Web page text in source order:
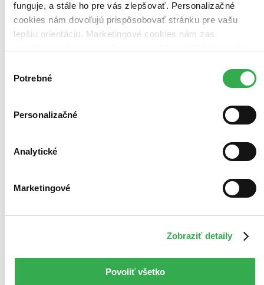
funguje, a stále ho pre vás zlepšovať. Personalizačné
cookies nám dovoľujú prispôsobovať stránku pre vašu
lepšiu orientáciu. Marketingové cookies nám zas
keby sme mohli používať všetky tieto cookies. Ďakujeme!
súhlasu
Potrebné
Personalizačné
Analytické
Marketingové
Zobraziť detaily
Povoliť všetko